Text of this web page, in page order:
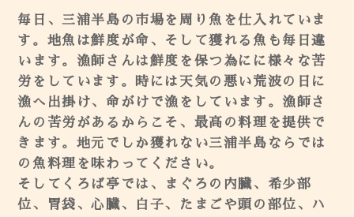
毎日、三浦半島の市場を周り魚を仕入れていま
す。地魚は鮮度が命、そして獲れる魚も毎日違
います。漁師さんは鮮度を保つ為にに様々な苦
労をしています。時には天気の悪い荒波の日に
漁へ出掛け、命がけで漁をしています。漁師さ
んの苦労があるからこそ、最高の料理を提供で
きます。地元でしか獲れない三浦半島ならでは
の魚料理を味わってください。
そしてくろば亭では、まぐろの内臓、希少部
位、胃袋、心臓、白子、たまごや頭の部位、ハ